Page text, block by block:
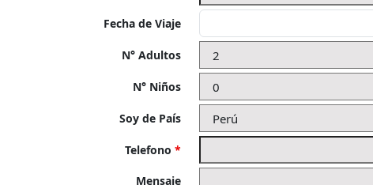
Fecha de Viaje
N° Adultos
N° Niños
Soy de País
Telefono*
Mensaje